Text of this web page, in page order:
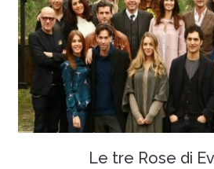
Le tre Rose di